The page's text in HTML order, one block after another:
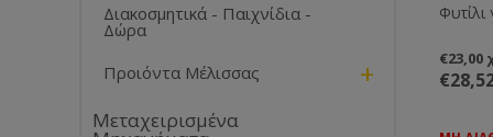
Φυτίλι
Διακοσμητικά - Παιχνίδια -
Δώρα
Προιόντα Μέλισσας
+
Μεταχειρισμένα